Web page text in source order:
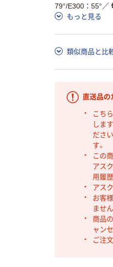
79°/E300：55° ／
もっと見る
類似商品と比
直送品の
こち
しま
ださ
す。
この
アス
用履
アス
お客
ません
商品
ャン
ご注